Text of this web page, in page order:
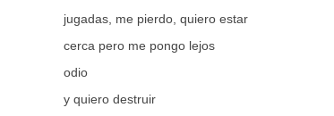
jugadas, me pierdo, quiero estar
cerca pero me pongo lejos
odio
y quiero destruir